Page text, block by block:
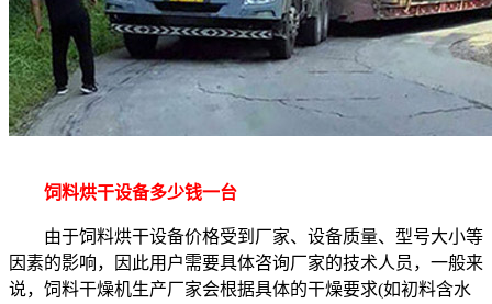
饲料烘干设备多少钱一台
由于饲料烘干设备价格受到厂家、设备质量、型号大小等
因素的影响，因此用户需要具体咨询厂家的技术人员，一般来
说，饲料干燥机生产厂家会根据具体的干燥要求(如初料含水